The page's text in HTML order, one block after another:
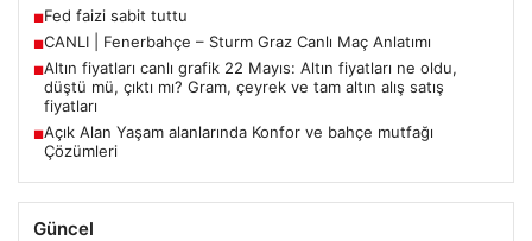
■Fed faizi sabit tuttu
■CANLI | Fenerbahçe – Sturm Graz Canlı Maç Anlatımı
■Altın fiyatları canlı grafik 22 Mayıs: Altın fiyatları ne oldu,
düştü mü, çıktı mı? Gram, çeyrek ve tam altın alış satış
fiyatları
■Açık Alan Yaşam alanlarında Konfor ve bahçe mutfağı
Çözümleri
Güncel